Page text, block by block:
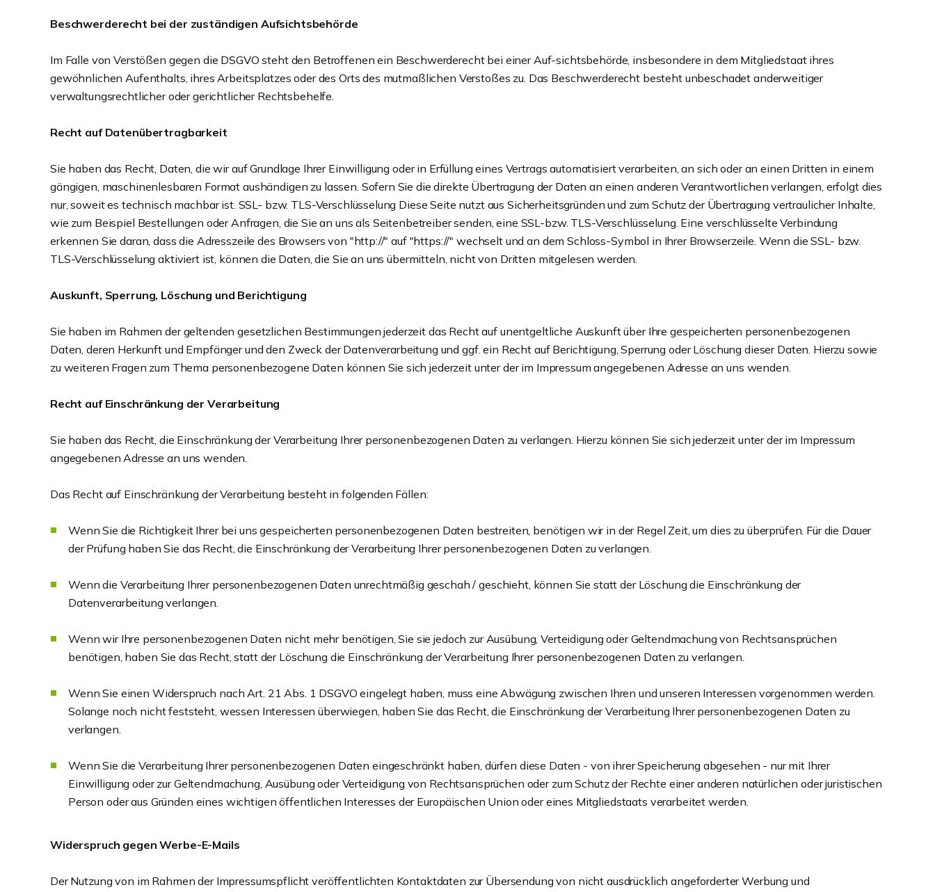
Beschwerderecht bei der zuständigen Aufsichtsbehörde
Im Falle von Verstößen gegen die DSGVO steht den Betroffenen ein Beschwerderecht bei einer Auf-sichtsbehörde, insbesondere in dem Mitgliedstaat ihres
gewöhnlichen Aufenthalts, ihres Arbeitsplatzes oder des Orts des mutmaßlichen Verstoßes zu. Das Beschwerderecht besteht unbeschadet anderweitiger
verwaltungsrechtlicher oder gerichtlicher Rechtsbehelfe.
Recht auf Datenübertragbarkeit
Sie haben das Recht, Daten, die wir auf Grundlage Ihrer Einwilligung oder in Erfüllung eines Vertrags automatisiert verarbeiten, an sich oder an einen Dritten in einem
gängigen, maschinenlesbaren Format aushändigen zu lassen. Sofern Sie die direkte Übertragung der Daten an einen anderen Verantwortlichen verlangen, erfolgt dies
nur, soweit es technisch machbar ist. SSL- bzw. TLS-Verschlüsselung Diese Seite nutzt aus Sicherheitsgründen und zum Schutz der Übertragung vertraulicher Inhalte,
wie zum Beispiel Bestellungen oder Anfragen, die Sie an uns als Seitenbetreiber senden, eine SSL-bzw. TLS-Verschlüsselung. Eine verschlüsselte Verbindung
erkennen Sie daran, dass die Adresszeile des Browsers von "http://" auf "https://" wechselt und an dem Schloss-Symbol in Ihrer Browserzeile. Wenn die SSL- bzw.
TLS-Verschlüsselung aktiviert ist, können die Daten, die Sie an uns übermitteln, nicht von Dritten mitgelesen werden.
Auskunft, Sperrung, Löschung und Berichtigung
Sie haben im Rahmen der geltenden gesetzlichen Bestimmungen jederzeit das Recht auf unentgeltliche Auskunft über Ihre gespeicherten personenbezogenen
Daten, deren Herkunft und Empfänger und den Zweck der Datenverarbeitung und ggf. ein Recht auf Berichtigung, Sperrung oder Löschung dieser Daten. Hierzu sowie
zu weiteren Fragen zum Thema personenbezogene Daten können Sie sich jederzeit unter der im Impressum angegebenen Adresse an uns wenden.
Recht auf Einschränkung der Verarbeitung
Sie haben das Recht, die Einschränkung der Verarbeitung Ihrer personenbezogenen Daten zu verlangen. Hierzu können Sie sich jederzeit unter der im Impressum
angegebenen Adresse an uns wenden.
Das Recht auf Einschränkung der Verarbeitung besteht in folgenden Fällen:
Wenn Sie die Richtigkeit Ihrer bei uns gespeicherten personenbezogenen Daten bestreiten, benötigen wir in der Regel Zeit, um dies zu überprüfen. Für die Dauer
der Prüfung haben Sie das Recht, die Einschränkung der Verarbeitung Ihrer personenbezogenen Daten zu verlangen.
Wenn die Verarbeitung Ihrer personenbezogenen Daten unrechtmäßig geschah / geschieht, können Sie statt der Löschung die Einschränkung der
Datenverarbeitung verlangen.
Wenn wir Ihre personenbezogenen Daten nicht mehr benötigen, Sie sie jedoch zur Ausübung, Verteidigung oder Geltendmachung von Rechtsansprüchen
benötigen, haben Sie das Recht, statt der Löschung die Einschränkung der Verarbeitung Ihrer personenbezogenen Daten zu verlangen.
Wenn Sie einen Widerspruch nach Art. 21 Abs. 1 DSGVO eingelegt haben, muss eine Abwägung zwischen Ihren und unseren Interessen vorgenommen werden.
Solange noch nicht feststeht, wessen Interessen überwiegen, haben Sie das Recht, die Einschränkung der Verarbeitung Ihrer personenbezogenen Daten zu
verlangen.
Wenn Sie die Verarbeitung Ihrer personenbezogenen Daten eingeschränkt haben, dürfen diese Daten - von ihrer Speicherung abgesehen - nur mit Ihrer
Einwilligung oder zur Geltendmachung, Ausübung oder Verteidigung von Rechtsansprüchen oder zum Schutz der Rechte einer anderen natürlichen oder juristischen
Person oder aus Gründen eines wichtigen öffentlichen Interesses der Europäischen Union oder eines Mitgliedstaats verarbeitet werden.
Widerspruch gegen Werbe-E-Mails
Der Nutzung von im Rahmen der Impressumspflicht veröffentlichten Kontaktdaten zur Übersendung von nicht ausdrücklich angeforderter Werbung und